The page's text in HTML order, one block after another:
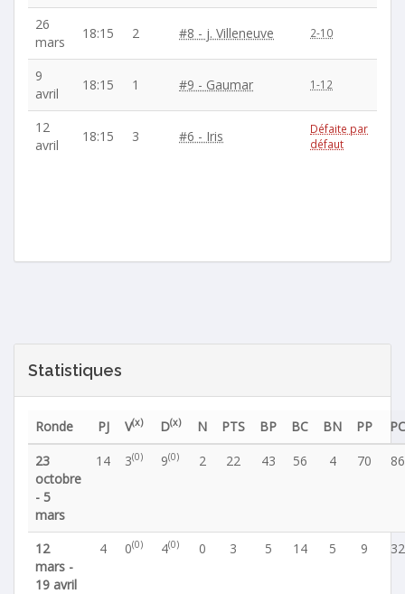
26
mars
18:15 2 #8 - j. Villeneuve 2-10
9
avril
18:15 1 #9 - Gaumar 1-12
12
avril
18:15 3 #6 - Iris
Défaite par
défaut
Statistiques
Ronde PJ V(x) D(x) N PTS BP BC BN PP
PC
23
octobre
- 5
mars
14 3(0) 9(0) 2 22 43 56 4 70 86
12
mars -
19 avril
4 0(0) 4(0) 0 3 5 14 5 9 32